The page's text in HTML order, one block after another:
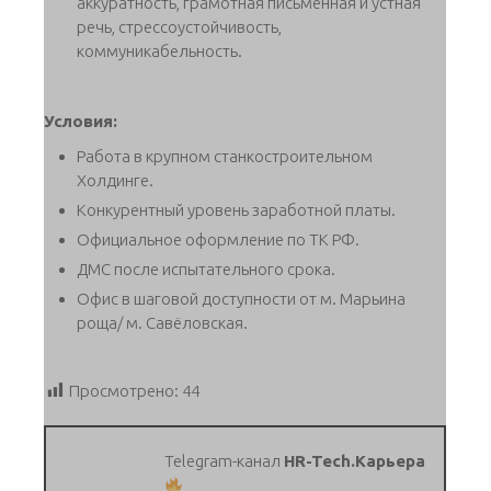
речь, стрессоустойчивость,
коммуникабельность.
Условия:
Работа в крупном станкостроительном
Холдинге.
Конкурентный уровень заработной платы.
Официальное оформление по ТК РФ.
ДМС после испытательного срока.
Офис в шаговой доступности от м. Марьина
роща/ м. Савёловская.
Просмотрено: 44
Telegram-канал HR-Tech.Карьера